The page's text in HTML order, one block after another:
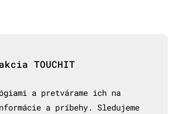
TOUCHIT
a pretvárame ich na
a príbehy. Sledujeme